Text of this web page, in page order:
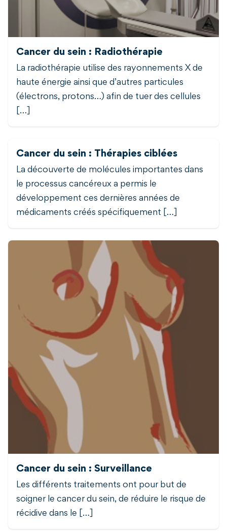
Cancer du sein : Radiothérapie
La radiothérapie utilise des rayonnements X de
haute énergie ainsi que d’autres particules
(électrons, protons…) afin de tuer des cellules
[…]
Cancer du sein : Thérapies ciblées
La découverte de molécules importantes dans
le processus cancéreux a permis le
développement ces dernières années de
médicaments créés spécifiquement […]
Cancer du sein : Surveillance
Les différents traitements ont pour but de
soigner le cancer du sein, de réduire le risque de
récidive dans le […]